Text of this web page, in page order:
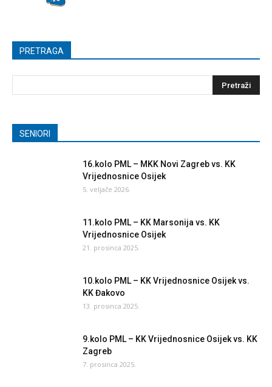
PRETRAGA
SENIORI
16.kolo PML – MKK Novi Zagreb vs. KK
Vrijednosnice Osijek
5. veljače 2026.
11.kolo PML – KK Marsonija vs. KK
Vrijednosnice Osijek
21. prosinca 2025.
10.kolo PML – KK Vrijednosnice Osijek vs.
KK Đakovo
13. prosinca 2025.
9.kolo PML – KK Vrijednosnice Osijek vs. KK
Zagreb
7. prosinca 2025.